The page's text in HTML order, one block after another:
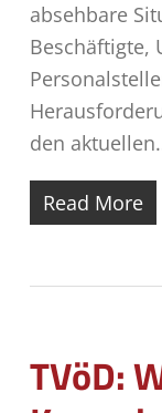
absehbare
Beschäftigte,
den
Read More
TVöD: